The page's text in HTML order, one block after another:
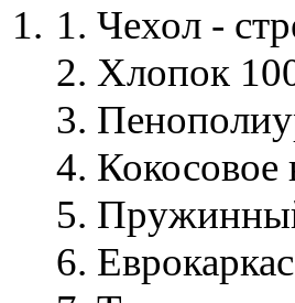
Чехол -
Хлопок
Кокосовое
Еврокаркас